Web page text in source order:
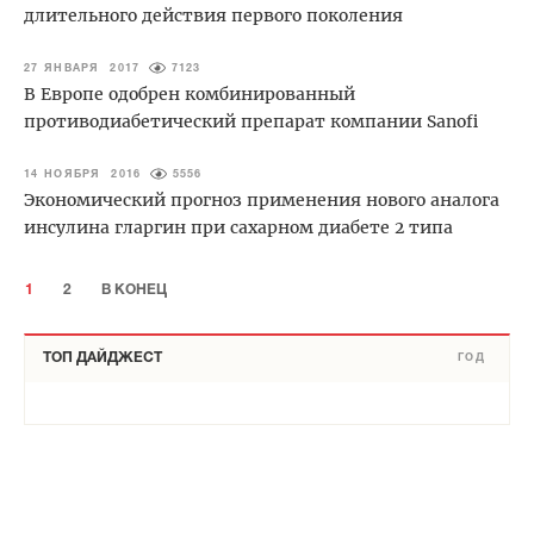
длительного действия первого поколения
27 ЯНВАРЯ 2017 7123
В Европе одобрен комбинированный
противодиабетический препарат компании Sanofi
14 НОЯБРЯ 2016 5556
Экономический прогноз применения нового аналога
инсулина гларгин при сахарном диабете 2 типа
1 2 В КОНЕЦ
ТОП ДАЙДЖЕСТ ГОД